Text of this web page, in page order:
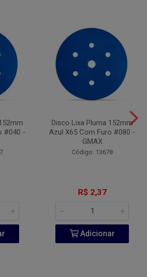
#040 -
Disco Lixa Pluma 152mm
Azul X65 Com Furo #080 -
GMAX
Código: 13678
R$ 2,37
Adicionar